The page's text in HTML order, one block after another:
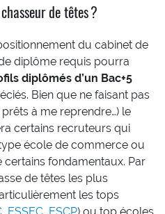
de têtes ?
du cabinet de
diplôme requis pourra
diplômés d’un Bac+5
Bien que ne faisant pas
à me reprendre…) le
certains recruteurs qui
école de commerce ou
certains fondamentaux. Par
de têtes les plus
les tops